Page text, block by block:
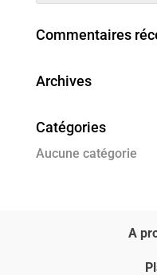
Commentaires
Archives
Catégories
Aucune catégorie
A